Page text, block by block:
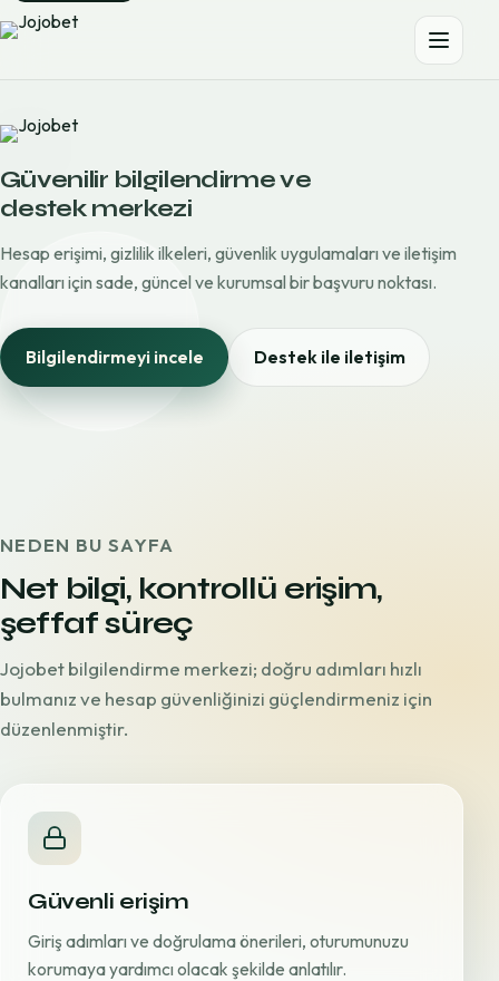
Güvenilir bilgilendirme ve
destek merkezi
Hesap erişimi, gizlilik ilkeleri, güvenlik uygulamaları ve iletişim
kanalları için sade, güncel ve kurumsal bir başvuru noktası.
Bilgilendirmeyi incele Destek ile iletişim
NEDEN BU SAYFA
Net bilgi, kontrollü erişim,
şeffaf süreç
Jojobet bilgilendirme merkezi; doğru adımları hızlı
bulmanız ve hesap güvenliğinizi güçlendirmeniz için
düzenlenmiştir.
Güvenli erişim
Giriş adımları ve doğrulama önerileri, oturumunuzu
korumaya yardımcı olacak şekilde anlatılır.